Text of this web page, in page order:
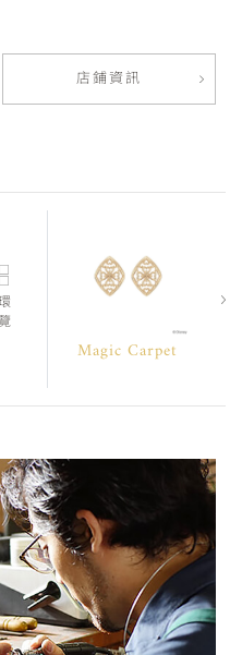
店鋪資訊
Magic Carpet